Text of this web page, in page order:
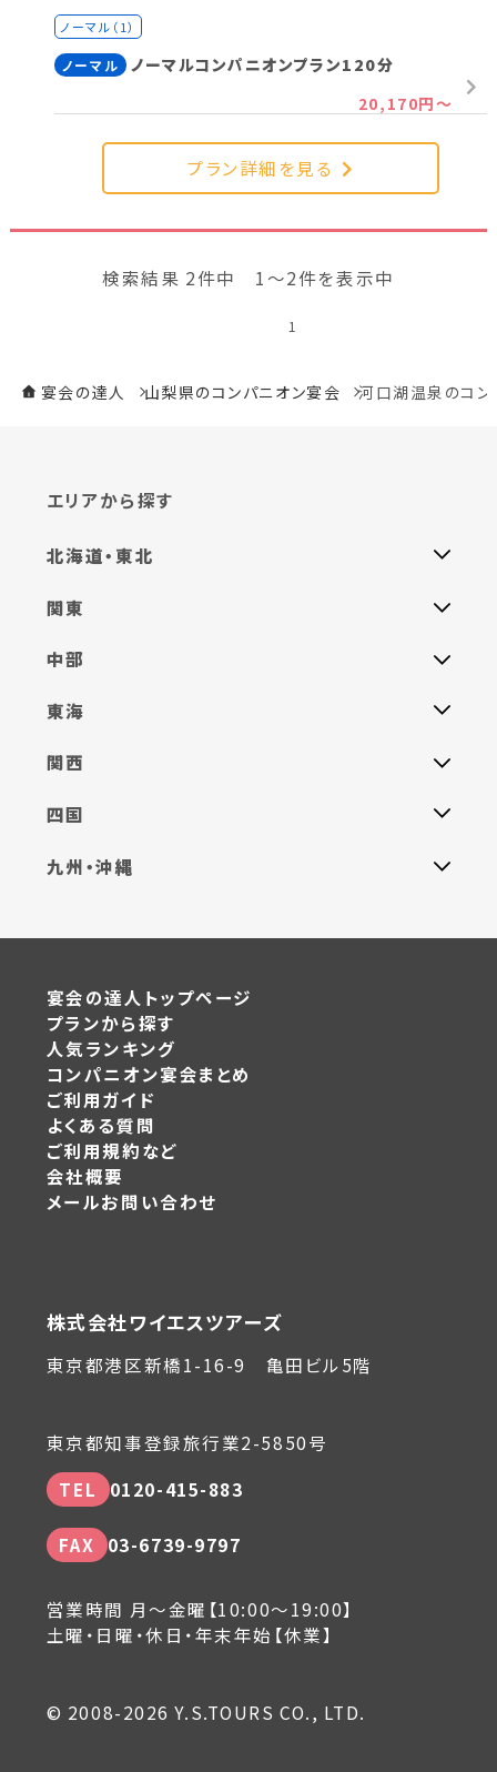
ノーマル（1）
ノーマル
ノーマルコンパニオンプラン120分
20,170円～
プラン詳細を見る
検索結果 2件中 1～2件を表示中
1
宴会の達人 山梨県のコンパニオン宴会 河口湖温泉のコン
エリアから探す
北海道・東北
関東
中部
東海
関西
四国
九州・沖縄
宴会の達人トップページ
プランから探す
人気ランキング
コンパニオン宴会まとめ
ご利用ガイド
よくある質問
ご利用規約など
会社概要
メールお問い合わせ
株式会社ワイエスツアーズ
東京都港区新橋1-16-9 亀田ビル5階
東京都知事登録旅行業2-5850号
TEL
0120-415-883
FAX 03-6739-9797
営業時間 月～金曜【10:00～19:00】
土曜・日曜・休日・年末年始【休業】
© 2008-2026 Y.S.TOURS CO., LTD.